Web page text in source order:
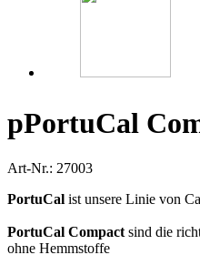
pPortuCal
Art-Nr.: 27003
PortuCal ist unsere Linie von
PortuCal Compact sind die
ohne Hemmstoffe